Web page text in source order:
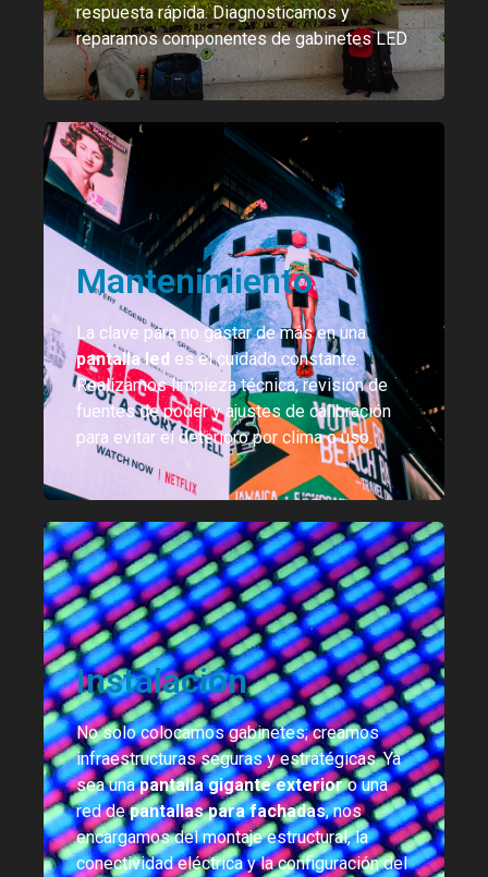
respuesta rápida. Diagnosticamos y
reparamos componentes de gabinetes LED
Mantenimiento
La clave para no gastar de más en una
pantalla led es el cuidado constante.
Realizamos limpieza técnica, revisión de
fuentes de poder y ajustes de calibración
para evitar el deterioro por clima o uso.
Instalación
No solo colocamos gabinetes; creamos
infraestructuras seguras y estratégicas. Ya
sea unapantalla gigante exterioro una
red depantallas para fachadas, nos
encargamos del montaje estructural, la
conectividad eléctrica y la configuración del